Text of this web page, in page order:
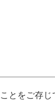
とをご存